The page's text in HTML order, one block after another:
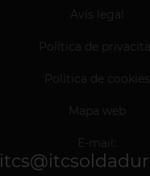
Avís legal
Política de
Política de cookies
Mapa web
E-mail: